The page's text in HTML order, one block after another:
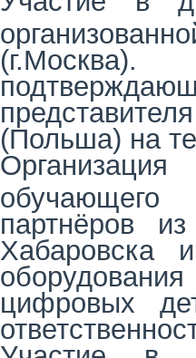
(Польша) на
партнёров
Хабаровска
цифровых